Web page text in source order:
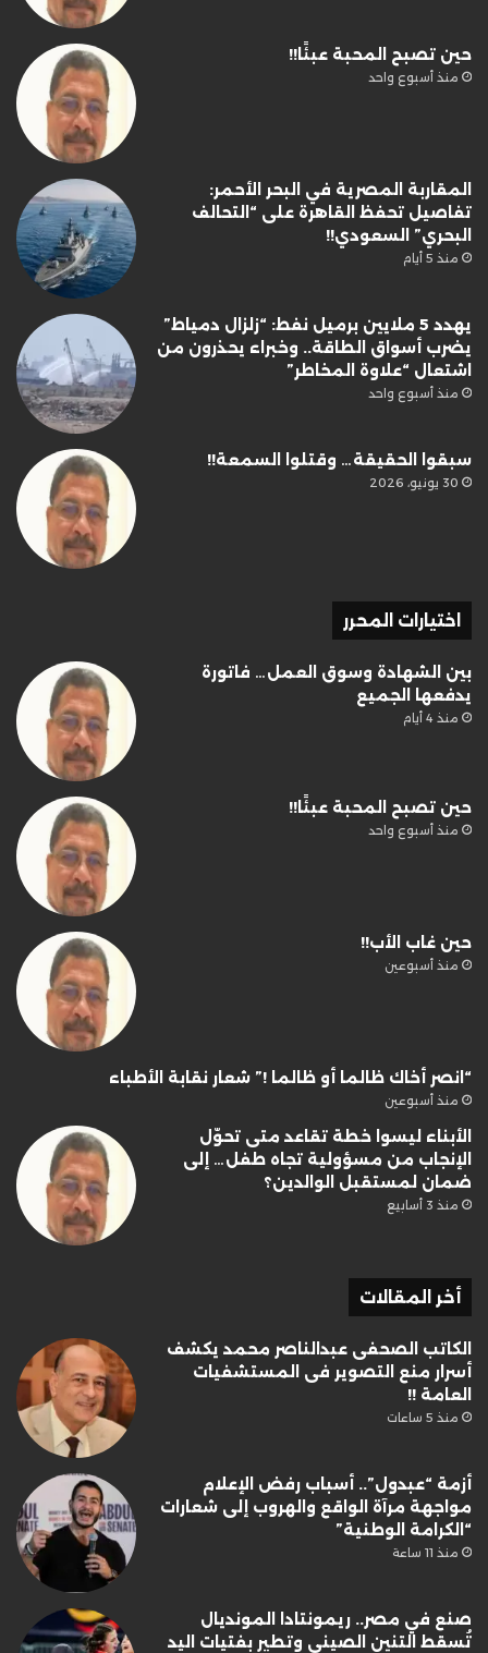
حين تصبح المحبة عبئًا!!
منذ أسبوع واحد
المقاربة المصرية في البحر الأحمر:
تفاصيل تحفظ القاهرة على “التحالف
البحري” السعودي!!
منذ 5 أيام
يهدد 5 ملايين برميل نفط: “زلزال دمياط”
يضرب أسواق الطاقة.. وخبراء يحذرون من
اشتعال “علاوة المخاطر”
منذ أسبوع واحد
سبقوا الحقيقة… وقتلوا السمعة!!
30 يونيو، 2026
اختيارات المحرر
بين الشهادة وسوق العمل… فاتورة
يدفعها الجميع
منذ 4 أيام
حين تصبح المحبة عبئًا!!
منذ أسبوع واحد
حين غاب الأب!!
منذ أسبوعين
“انصر أخاك ظالما أو ظالما !” شعار نقابة الأطباء
منذ أسبوعين
الأبناء ليسوا خطة تقاعد متى تحوّل
الإنجاب من مسؤولية تجاه طفل… إلى
ضمان لمستقبل الوالدين؟
منذ 3 أسابيع
أخر المقالات
الكاتب الصحفى عبدالناصر محمد يكشف
أسرار منع التصوير فى المستشفيات
العامة !!
منذ 5 ساعات
أزمة “عبدول”.. أسباب رفض الإعلام
مواجهة مرآة الواقع والهروب إلى شعارات
“الكرامة الوطنية”
منذ 11 ساعة
صنع في مصر.. ريمونتادا المونديال
تُسقط التنين الصيني وتطير بفتيات اليد